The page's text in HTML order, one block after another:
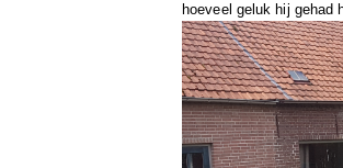
hoeveel geluk hij gehad